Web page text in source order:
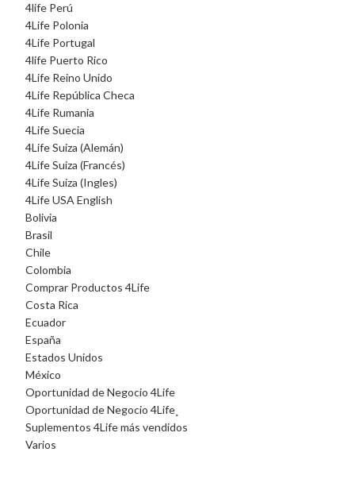
4life Perú
4Life Polonia
4Life Portugal
4life Puerto Rico
4Life Reino Unido
4Life República Checa
4Life Rumania
4Life Suecia
4Life Suiza (Alemán)
4Life Suiza (Francés)
4Life Suiza (Ingles)
4Life USA English
Bolivia
Brasil
Chile
Colombia
Comprar Productos 4Life
Costa Rica
Ecuador
España
Estados Unidos
México
Oportunidad de Negocio 4Life
Oportunidad de Negocio 4Life¸
Suplementos 4Life más vendidos
Varios